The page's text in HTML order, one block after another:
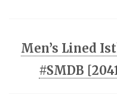
Men’s Lined
#SMDB